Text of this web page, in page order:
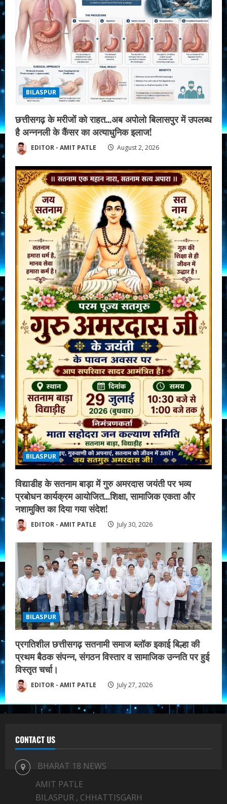
BILASPUR
छत्तीसगढ़ के मरीजों को राहत…अब अपोलो बिलासपुर में उपलब्ध
है अन्ननली के कैंसर का अत्याधुनिक इलाज!
EDITOR - AMIT PATLE August 2, 2026
BILASPUR
विद्याडीह के सतनाम बाड़ा में गुरु अमरदास जयंती पर भव्य
प्रबोधन कार्यक्रम आयोजित…शिक्षा, सामाजिक एकता और
नशामुक्ति का दिया गया संदेश!
EDITOR - AMIT PATLE July 30, 2026
BILASPUR
प्रगतिशील छत्तीसगढ़ सतनामी समाज ब्लॉक इकाई बिल्हा की
प्रथम बैठक संपन्न, संगठन विस्तार व सामाजिक उन्नति पर हुई
विस्तृत चर्चा।
EDITOR - AMIT PATLE July 27, 2026
CONTACT US
BHARAT 18 NEWS
AMIT PATLE
BILASPUR , CHHATTISGARH